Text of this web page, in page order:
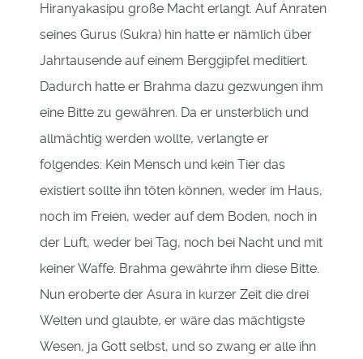
Hiranyakasipu große Macht erlangt. Auf Anraten
seines Gurus (Sukra) hin hatte er nämlich über
Jahrtausende auf einem Berggipfel meditiert.
Dadurch hatte er Brahma dazu gezwungen ihm
eine Bitte zu gewähren. Da er unsterblich und
allmächtig werden wollte, verlangte er
folgendes: Kein Mensch und kein Tier das
existiert sollte ihn töten können, weder im Haus,
noch im Freien, weder auf dem Boden, noch in
der Luft, weder bei Tag, noch bei Nacht und mit
keiner Waffe. Brahma gewährte ihm diese Bitte.
Nun eroberte der Asura in kurzer Zeit die drei
Welten und glaubte, er wäre das mächtigste
Wesen, ja Gott selbst, und so zwang er alle ihn